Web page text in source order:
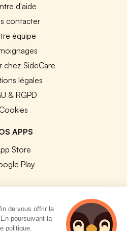
d'aide
contacter
équipe
chez SideCare
légales
& RGPD
APPS
Store
Play
Tous droits réservés.
de vous offrir la
poursuivant la
politique.